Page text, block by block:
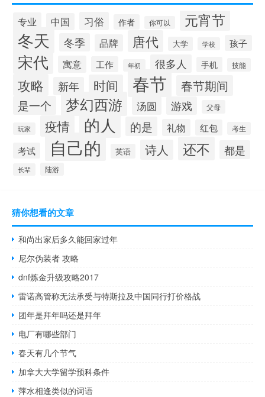
专业 中国 习俗 作者 你可以 元宵节
冬天 冬季 品牌 唐代 大学 学校 孩子
宋代 寓意 工作 年初 很多人 手机 技能
攻略 新年 时间 春节 春节期间
是一个 梦幻西游 汤圆 游戏 父母
玩家 疫情 的人 的是 礼物 红包 考生
考试 自己的 英语 诗人 还不 都是
长辈 陆游
猜你想看的文章
和尚出家后多久能回家过年
尼尔伪装者 攻略
dnf炼金升级攻略2017
雷诺高管称无法承受与特斯拉及中国同行打价格战
团年是拜年吗还是拜年
电厂有哪些部门
春天有几个节气
加拿大大学留学预科条件
萍水相逢类似的词语